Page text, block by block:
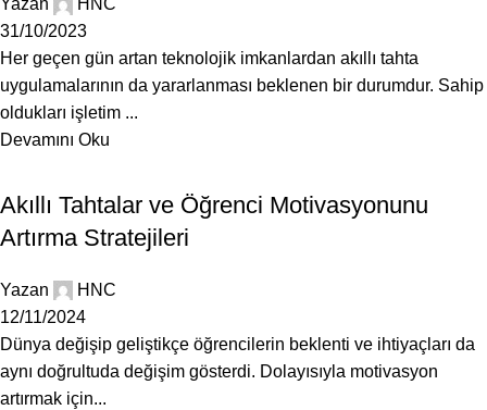
Yazan
HNC
31/10/2023
Her geçen gün artan teknolojik imkanlardan akıllı tahta
uygulamalarının da yararlanması beklenen bir durumdur. Sahip
oldukları işletim ...
Devamını Oku
Akıllı Tahtalar ve Öğrenci Motivasyonunu
Artırma Stratejileri
Yazan
HNC
12/11/2024
Dünya değişip geliştikçe öğrencilerin beklenti ve ihtiyaçları da
aynı doğrultuda değişim gösterdi. Dolayısıyla motivasyon
artırmak için...